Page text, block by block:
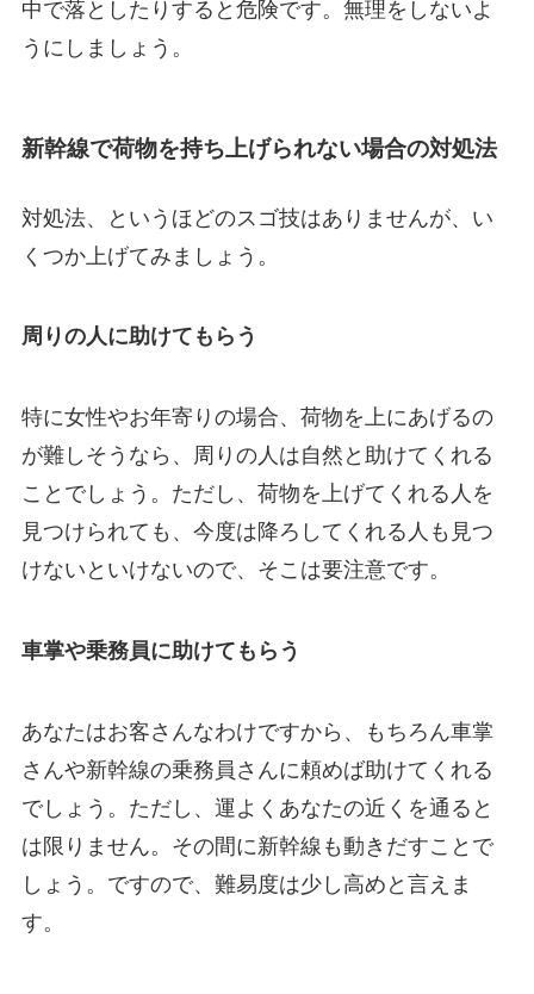
中で落としたりすると危険です。無理をしないよ
うにしましょう。
新幹線で荷物を持ち上げられない場合の対処法
対処法、というほどのスゴ技はありませんが、い
くつか上げてみましょう。
周りの人に助けてもらう
特に女性やお年寄りの場合、荷物を上にあげるの
が難しそうなら、周りの人は自然と助けてくれる
ことでしょう。ただし、荷物を上げてくれる人を
見つけられても、今度は降ろしてくれる人も見つ
けないといけないので、そこは要注意です。
車掌や乗務員に助けてもらう
あなたはお客さんなわけですから、もちろん車掌
さんや新幹線の乗務員さんに頼めば助けてくれる
でしょう。ただし、運よくあなたの近くを通ると
は限りません。その間に新幹線も動きだすことで
しょう。ですので、難易度は少し高めと言えま
す。